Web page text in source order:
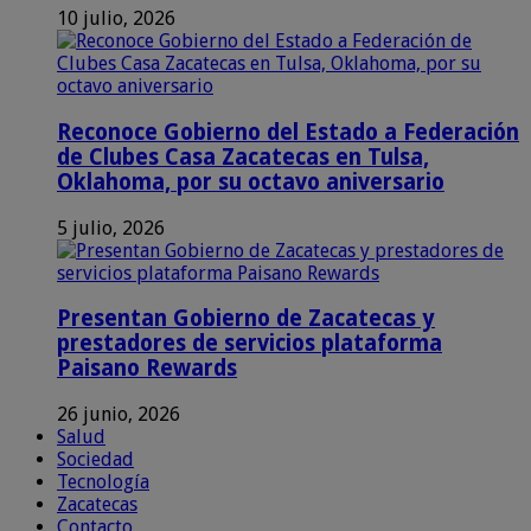
10 julio, 2026
Reconoce Gobierno del Estado a Federación
de Clubes Casa Zacatecas en Tulsa,
Oklahoma, por su octavo aniversario
5 julio, 2026
Presentan Gobierno de Zacatecas y
prestadores de servicios plataforma
Paisano Rewards
26 junio, 2026
Salud
Sociedad
Tecnología
Zacatecas